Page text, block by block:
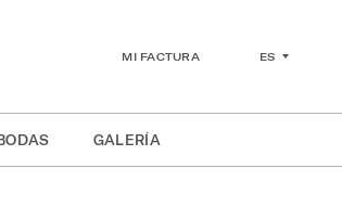
MI FACTURA ES
GALERÍA